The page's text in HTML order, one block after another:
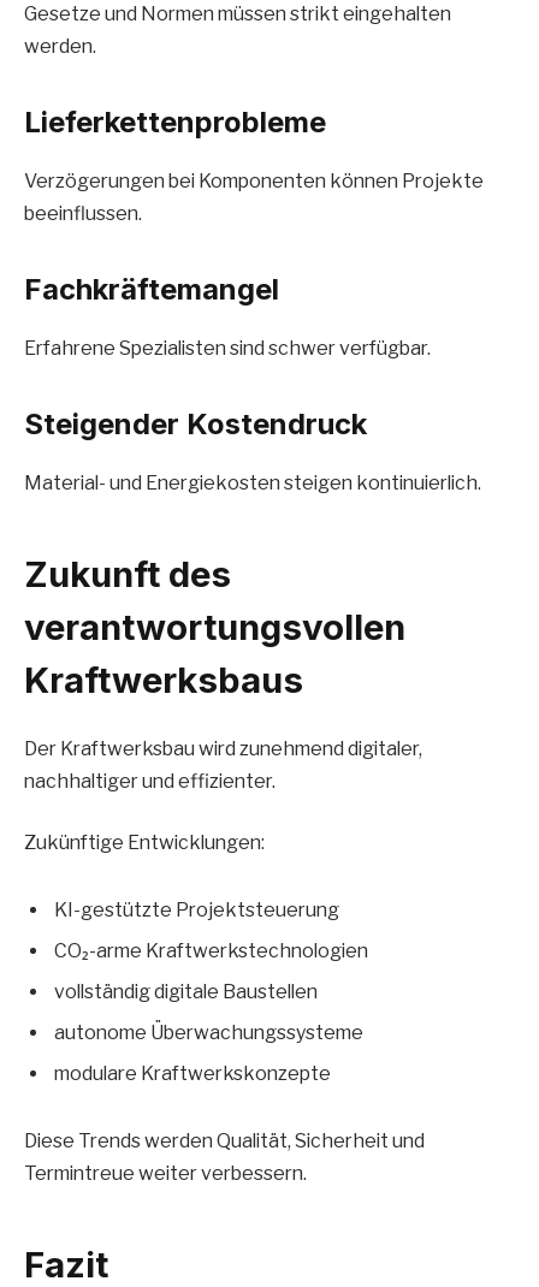
Gesetze und Normen müssen strikt eingehalten
werden.
Lieferkettenprobleme
Verzögerungen bei Komponenten können Projekte
beeinflussen.
Fachkräftemangel
Erfahrene Spezialisten sind schwer verfügbar.
Steigender Kostendruck
Material- und Energiekosten steigen kontinuierlich.
Zukunft des
verantwortungsvollen
Kraftwerksbaus
Der Kraftwerksbau wird zunehmend digitaler,
nachhaltiger und effizienter.
Zukünftige Entwicklungen:
KI-gestützte Projektsteuerung
CO₂-arme Kraftwerkstechnologien
vollständig digitale Baustellen
autonome Überwachungssysteme
modulare Kraftwerkskonzepte
Diese Trends werden Qualität, Sicherheit und
Termintreue weiter verbessern.
Fazit